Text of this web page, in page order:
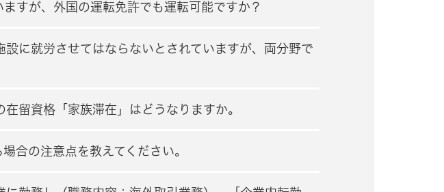
すが、外国の運転免許でも運転可能ですか？
に就労させてはならないとされていますが、両分野で
留資格「家族滞在」はどうなりますか。
合の注意点を教えてください。